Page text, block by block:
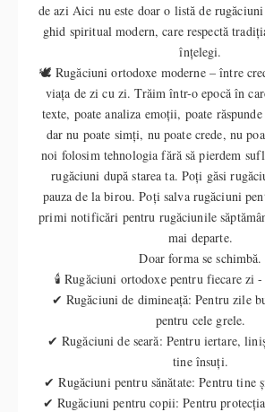
de azi Aici nu este doar o listă de
ghid spiritual modern, care respectă
înțelegi.
🕊️ Rugăciuni ortodoxe moderne – între
viața de zi cu zi. Trăim într-o epocă în
texte, poate analiza emoții, poate răspunde
dar nu poate simți, nu poate crede, nu
noi folosim tehnologia fără să pierdem
rugăciuni după starea ta. Poți găsi
pauza de la birou. Poți salva rugăciuni
primi notificări pentru rugăciunile
mai departe.
Doar forma se schimbă.
🕯️ Rugăciuni ortodoxe pentru fiecare zi
✔ Rugăciuni de dimineață: Pentru zile
pentru cele grele.
✔ Rugăciuni de seară: Pentru iertare,
tine însuți.
✔ Rugăciuni pentru sănătate: Pentru tine
✔ Rugăciuni pentru copii: Pentru